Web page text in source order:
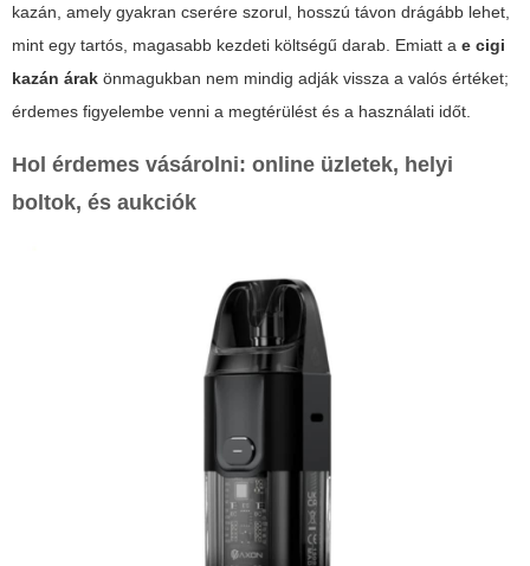
kazán, amely gyakran cserére szorul, hosszú távon drágább lehet,
mint egy tartós, magasabb kezdeti költségű darab. Emiatt a e cigi
kazán árak önmagukban nem mindig adják vissza a valós értéket;
érdemes figyelembe venni a megtérülést és a használati időt.
Hol érdemes vásárolni: online üzletek, helyi
boltok, és aukciók